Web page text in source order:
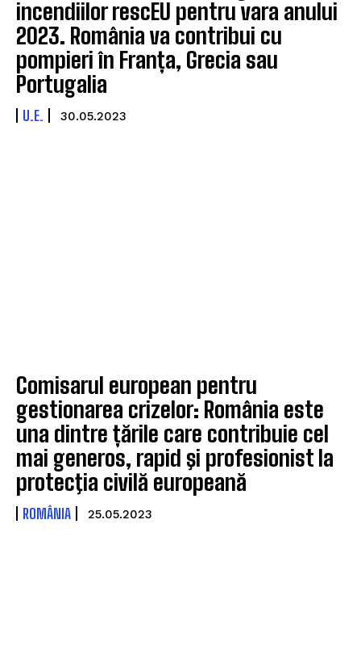
incendiilor rescEU pentru vara anului
2023. România va contribui cu
pompieri în Franța, Grecia sau
Portugalia
U.E. 30.05.2023
Comisarul european pentru
gestionarea crizelor: România este
una dintre țările care contribuie cel
mai generos, rapid şi profesionist la
protecţia civilă europeană
ROMÂNIA 25.05.2023